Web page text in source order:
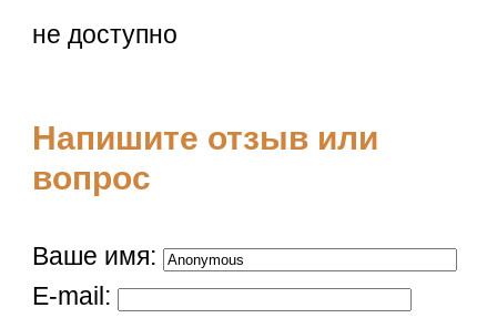
не доступно
Напишите отзыв или
вопрос
Ваше имя:
E-mail: